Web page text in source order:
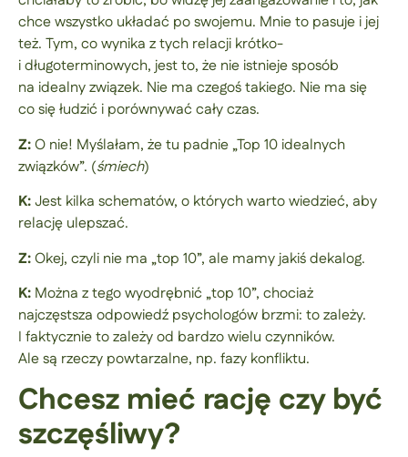
chce wszystko układać po swojemu. Mnie to pasuje i jej
też. Tym, co wynika z tych relacji krótko-
i długoterminowych, jest to, że nie istnieje sposób
na idealny związek. Nie ma czegoś takiego. Nie ma się
co się łudzić i porównywać cały czas.
Z:O nie! Myślałam, że tu padnie „Top 10 idealnych
związków”. (śmiech)
K:Jest kilka schematów, o których warto wiedzieć, aby
relację ulepszać.
Z:Okej, czyli nie ma „top 10”, ale mamy jakiś dekalog.
K: Można z tego wyodrębnić „top 10”, chociaż
najczęstsza odpowiedź psychologów brzmi: to zależy.
I faktycznie to zależy od bardzo wielu czynników.
Ale są rzeczy powtarzalne, np. fazy konfliktu.
Chcesz mieć rację czy być
szczęśliwy?